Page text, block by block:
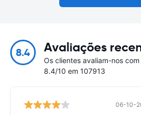
8.4 Avaliações
Os clientes avaliam-nos
8.4/10 em 107913
06-10-